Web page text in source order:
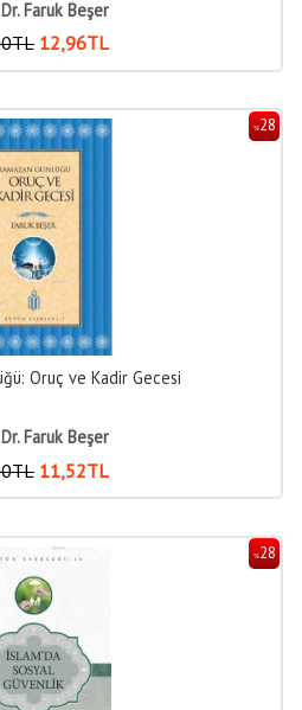
Faruk Beşer
TL 12,96TL
%28
Oruç ve Kadir Gecesi
Faruk Beşer
TL 11,52TL
%28